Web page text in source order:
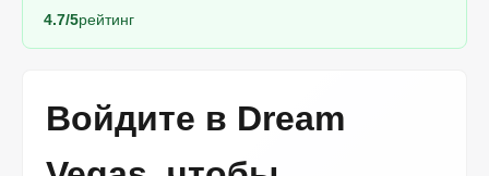
4.7/5рейтинг
Войдите в Dream